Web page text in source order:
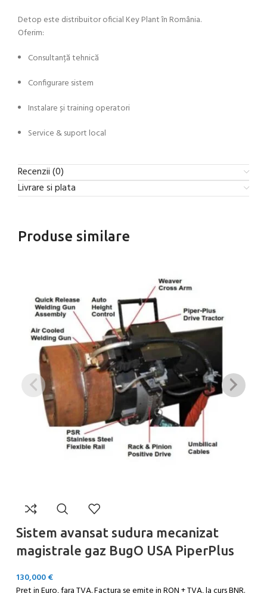
Detop este distribuitor oficial Key Plant în România.
Oferim:
Consultanță tehnică
Configurare sistem
Instalare și training operatori
Service & suport local
Recenzii (0)
Livrare si plata
Produse similare
Sistem avansat sudura mecanizat
magistrale gaz BugO USA PiperPlus
130,000€